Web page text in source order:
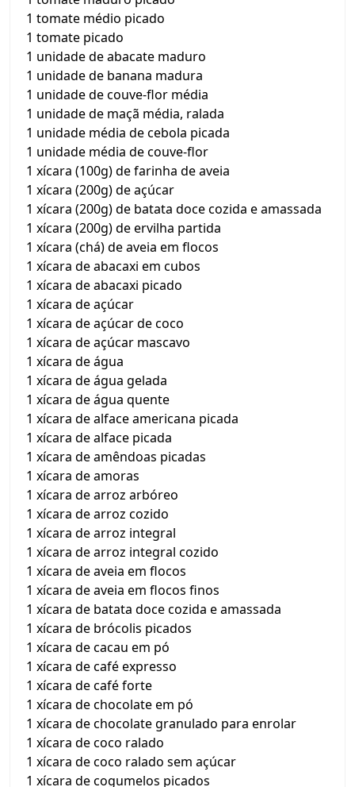
1 tomate médio picado
1 tomate picado
1 unidade de abacate maduro
1 unidade de banana madura
1 unidade de couve-flor média
1 unidade de maçã média, ralada
1 unidade média de cebola picada
1 unidade média de couve-flor
1 xícara (100g) de farinha de aveia
1 xícara (200g) de açúcar
1 xícara (200g) de batata doce cozida e amassada
1 xícara (200g) de ervilha partida
1 xícara (chá) de aveia em flocos
1 xícara de abacaxi em cubos
1 xícara de abacaxi picado
1 xícara de açúcar
1 xícara de açúcar de coco
1 xícara de açúcar mascavo
1 xícara de água
1 xícara de água gelada
1 xícara de água quente
1 xícara de alface americana picada
1 xícara de alface picada
1 xícara de amêndoas picadas
1 xícara de amoras
1 xícara de arroz arbóreo
1 xícara de arroz cozido
1 xícara de arroz integral
1 xícara de arroz integral cozido
1 xícara de aveia em flocos
1 xícara de aveia em flocos finos
1 xícara de batata doce cozida e amassada
1 xícara de brócolis picados
1 xícara de cacau em pó
1 xícara de café expresso
1 xícara de café forte
1 xícara de chocolate em pó
1 xícara de chocolate granulado para enrolar
1 xícara de coco ralado
1 xícara de coco ralado sem açúcar
1 xícara de cogumelos picados